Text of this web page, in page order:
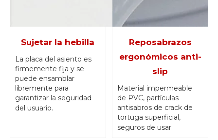
Sujetar la hebilla
La placa del asiento es
firmemente fija y se
puede ensamblar
libremente para
garantizar la seguridad
del usuario.
Reposabrazos
ergonómicos anti-
slip
Material impermeable
de PVC, partículas
antisabros de crack de
tortuga superficial,
seguros de usar.